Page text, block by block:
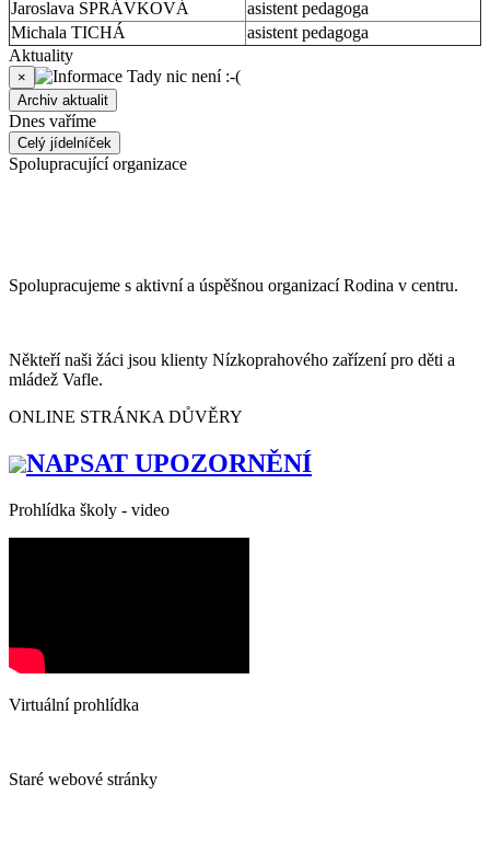
Jaroslava SPRÁVKOVÁ
asistent pedagoga
Michala TICHÁ
asistent pedagoga
Aktuality
× Tady nic není :-(
Archiv aktualit
Dnes vaříme
Celý jídelníček
Spolupracující organizace
Spolupracujeme s aktivní a úspěšnou organizací Rodina v centru.
Někteří naši žáci jsou klienty Nízkoprahového zařízení pro děti a
mládež Vafle.
ONLINE STRÁNKA DŮVĚRY
NAPSAT UPOZORNĚNÍ
Prohlídka školy - video
Virtuální prohlídka
Staré webové stránky